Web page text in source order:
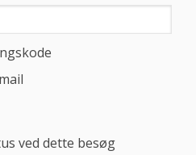
ved dette besøg